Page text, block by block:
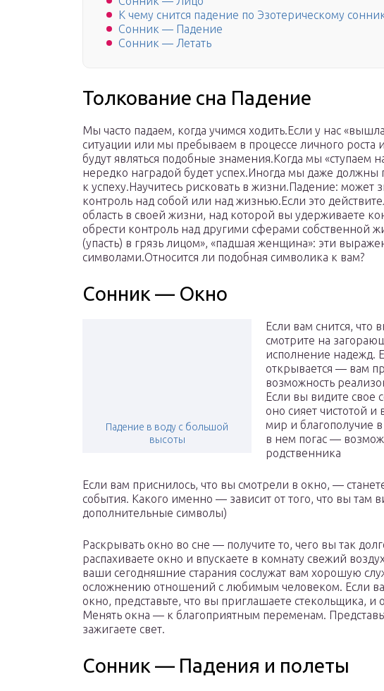
К чему снится падение по Эзотерическому
Сонник — Падение
Сонник — Летать
Толкование сна Падение
Мы часто падаем, когда учимся ходить.Если у нас
ситуации или мы пребываем в процессе личного роста
будут являться подобные знамения.Когда мы «ступаем
нередко наградой будет успех.Иногда мы даже должны
к успеху.Научитесь рисковать в жизни.Падение: может
контроль над собой или над жизнью.Если это
область в своей жизни, над которой вы удерживаете
обрести контроль над другими сферами собственной
(упасть) в грязь лицом», «падшая женщина»: эти
символами.Относится ли подобная символика к вам?
Сонник — Окно
Падение в воду с большой
высоты
Если вам снится, что
смотрите на
исполнение надежд.
открывается — вам
возможность
Если вы видите свое
оно сияет чистотой и
мир и благополучие
в нем погас —
родственника
Если вам приснилось, что вы смотрели в окно, —
события. Какого именно — зависит от того, что вы там
дополнительные символы)
Раскрывать окно во сне — получите то, чего вы так
распахиваете окно и впускаете в комнату свежий
ваши сегодняшние старания сослужат вам хорошую
осложнению отношений с любимым человеком. Если
окно, представьте, что вы приглашаете стекольщика, и
Менять окна — к благоприятным переменам.
зажигаете свет.
Сонник — Падения и полеты